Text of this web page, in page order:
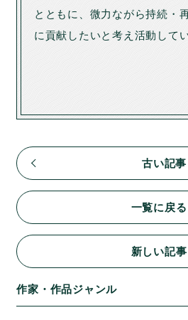
とともに、微力ながら持続・
に貢献したいと考え活動してい
古い記事
一覧に戻る
新しい記事
作家・作品ジャンル